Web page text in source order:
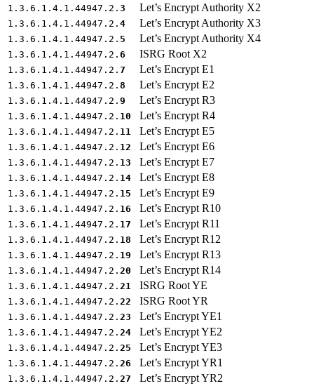
1.3.6.1.4.1.44947.2. 3 Let’s Encrypt Authority X2
1.3.6.1.4.1.44947.2. 4 Let’s Encrypt Authority X3
1.3.6.1.4.1.44947.2. 5 Let’s Encrypt Authority X4
1.3.6.1.4.1.44947.2. 6 ISRG Root X2
1.3.6.1.4.1.44947.2. 7 Let’s Encrypt E1
1.3.6.1.4.1.44947.2. 8 Let’s Encrypt E2
1.3.6.1.4.1.44947.2. 9 Let’s Encrypt R3
1.3.6.1.4.1.44947.2. 10 Let’s Encrypt R4
1.3.6.1.4.1.44947.2. 11 Let’s Encrypt E5
1.3.6.1.4.1.44947.2. 12 Let’s Encrypt E6
1.3.6.1.4.1.44947.2. 13 Let’s Encrypt E7
1.3.6.1.4.1.44947.2. 14 Let’s Encrypt E8
1.3.6.1.4.1.44947.2. 15 Let’s Encrypt E9
1.3.6.1.4.1.44947.2. 16 Let’s Encrypt R10
1.3.6.1.4.1.44947.2. 17 Let’s Encrypt R11
1.3.6.1.4.1.44947.2. 18 Let’s Encrypt R12
1.3.6.1.4.1.44947.2. 19 Let’s Encrypt R13
1.3.6.1.4.1.44947.2. 20 Let’s Encrypt R14
1.3.6.1.4.1.44947.2. 21 ISRG Root YE
1.3.6.1.4.1.44947.2. 22 ISRG Root YR
1.3.6.1.4.1.44947.2. 23 Let’s Encrypt YE1
1.3.6.1.4.1.44947.2. 24 Let’s Encrypt YE2
1.3.6.1.4.1.44947.2. 25 Let’s Encrypt YE3
1.3.6.1.4.1.44947.2. 26 Let’s Encrypt YR1
1.3.6.1.4.1.44947.2. 27 Let’s Encrypt YR2